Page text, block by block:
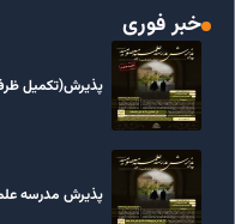
خبر فوری
پذیرش(تکمیل
پذیرش مدرسه